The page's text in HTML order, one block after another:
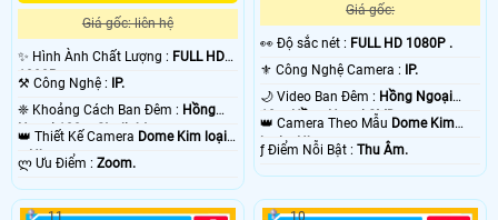
Camera starlight mang lại hiệu quả giám sát ban đêm tốt nhất, có thể nói đây
là giải pháp lắp camera phù hợp cho gia đình văn phòng, với tiêu chí giám sát
ban đêm hiệu quả hình ảnh rõ nét. Ngoài ra camera starlight vẫn có thể giám
sát hồng ngoại trong điều kiện không có ánh sáng cho giải pháp giám sát
hoàn hảo hơn. 😱
Giá gốc: liên hệ
✨ Hình Ành Chất Lượng : FULL HD
1080P .
⚒ Công Nghệ :
IP.
❈ Khoảng Cách Ban Đêm : Hồng
Ngoại 100m Starlight.
👑 Thiết Kế Camera Dome Kim loại
+ Nhựa.
️ლ Ưu Điểm : Zoom.
Giá gốc:
️👀 Độ sắc nét : FULL HD 1080P .
⚜️ Công Nghệ Camera : IP.
🌙 Video Ban Đêm : Hồng Ngoại
10m Hồng Ngoại SMD.
👑 Camera Theo Mẫu Dome Kim
loại + Nhựa.
️ƒ Điểm Nỗi Bật :Thu Âm.
11 10